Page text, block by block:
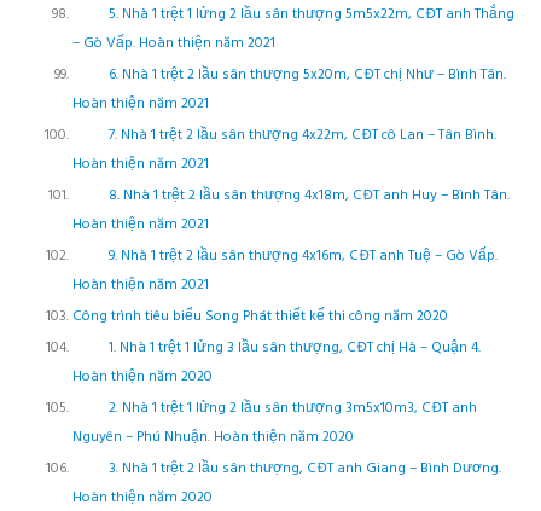
5. Nhà 1 trệt 1 lửng 2 lầu sân thượng 5m5x22m, CĐT anh Thắng
– Gò Vấp. Hoàn thiện năm 2021
6. Nhà 1 trệt 2 lầu sân thượng 5x20m, CĐT chị Như – Bình Tân.
Hoàn thiện năm 2021
7. Nhà 1 trệt 2 lầu sân thượng 4x22m, CĐT cô Lan – Tân Bình.
Hoàn thiện năm 2021
8. Nhà 1 trệt 2 lầu sân thượng 4x18m, CĐT anh Huy – Bình Tân.
Hoàn thiện năm 2021
9. Nhà 1 trệt 2 lầu sân thượng 4x16m, CĐT anh Tuệ – Gò Vấp.
Hoàn thiện năm 2021
Công trình tiêu biểu Song Phát thiết kế thi công năm 2020
1. Nhà 1 trệt 1 lửng 3 lầu sân thượng, CĐT chị Hà – Quận 4.
Hoàn thiện năm 2020
2. Nhà 1 trệt 1 lửng 2 lầu sân thượng 3m5x10m3, CĐT anh
Nguyên – Phú Nhuận. Hoàn thiện năm 2020
3. Nhà 1 trệt 2 lầu sân thượng, CĐT anh Giang – Bình Dương.
Hoàn thiện năm 2020